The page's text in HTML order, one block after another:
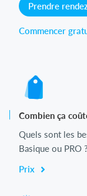
Prendre
Commencer
Combien ça
Quels sont les
Basique ou PRO ?
Prix